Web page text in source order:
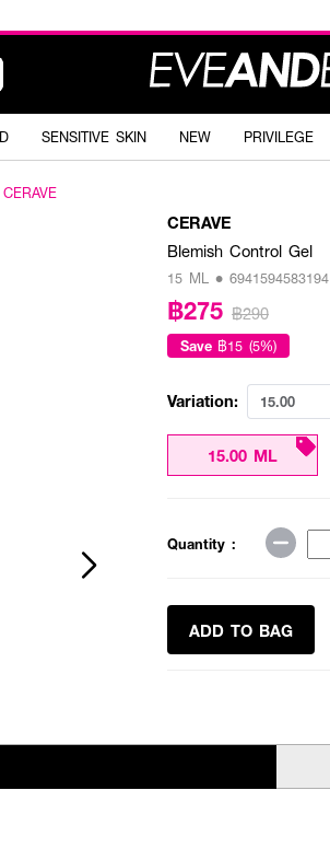
SENSITIVE SKIN NEW PRIVILEGE
CERAVE
CERAVE
Blemish Control Gel
15 ML • 6941594583194
฿275 ฿290
Save ฿15 (5%)
Variation: 15.00
15.00 ML
Quantity :
ADD TO BAG